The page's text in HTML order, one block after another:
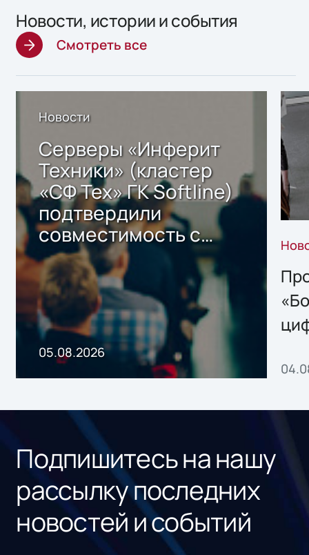
Новости, истории и события
Смотреть все
Новости
Серверы «Инферит
Техники» (кластер
«СФ Тех» ГК Softline)
подтвердили
совместимость с
решением Sharx
Storage 2.x для
хранения данных
05.08.2026
Подпишитесь на нашу
рассылку последних
новостей и событий